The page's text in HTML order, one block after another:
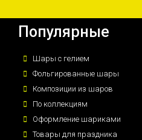
Популярные
Шары с гелием
Фольгированные шары
Композиции из шаров
По коллекциям
Оформление шариками
Товары для праздника